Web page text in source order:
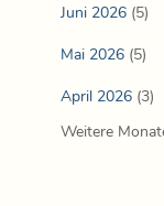
Juni 2026 (5)
Mai 2026 (5)
April 2026 (3)
Weitere